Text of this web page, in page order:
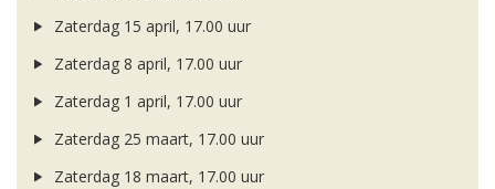
Zaterdag 15 april, 17.00 uur
Zaterdag 8 april, 17.00 uur
Zaterdag 1 april, 17.00 uur
Zaterdag 25 maart, 17.00 uur
Zaterdag 18 maart, 17.00 uur